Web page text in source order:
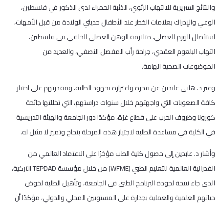
والنتائج السريرية للالتهاب الرئوي، الذئبة الحمراء لدى الذكور في فلسطين،
الوعي والإدراك بعلامات الخطر عند الأطفال حديثي الولادة من قبل الأمهات،
استئصال الورم العضلي، متلازمة الوهن العضلي الخلقي في فلسطين،
التهاب البلعوم العقدي، جراحة رأب المفصل النصفي، والعديد من
الموضوعات الصحية الهامة.
وعبر د. هاني عابدين عن فخره واعتزازه بجهود الطلبة، ومقدرتهم على اجتياز
كافة الصعوبات التي واجهتهم خلال سنوات دراستهم، التي تخللتها جائحة
كورونا وظروف الحرب على قطاع غزة، مؤكدًا دور الجامعة والهيئة التدريسية
في الكلية في مساعدة الطلبة لاجتياز هذه المرحلة بنجاح وتميز لا مثيل له.
وأشار د. عابدين إلى حصول كلية الطب مؤخرًا على الاعتماد العالمي من
الفدرالية العالمية للتعليم الطبي (WFME) من خلال مؤسسة TEPDAD التركية،
الذي جاء نتيجة لجودة البرنامج الطبي في الجامعة، وتأهيل الطلبة لخوض
حياتهم العلمية والعملية بجدارة على المستويين المحلي والدولي، مؤكدًا أن